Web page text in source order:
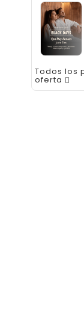
Todos los
oferta 